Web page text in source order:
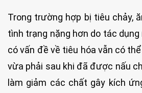
Trong trường hợp bị tiêu chảy,
tình trạng nặng hơn do tác
có vấn đề về tiêu hóa vẫn có
vừa phải sau khi đã được nấu
làm giảm các chất gây kích